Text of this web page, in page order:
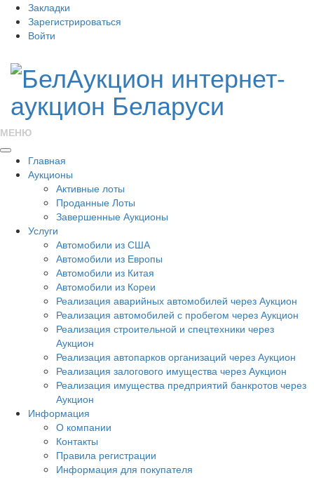
Закладки
Зарегистрироваться
Войти
МЕНЮ
Главная
Аукционы
Активные лоты
Проданные Лоты
Завершенные Аукционы
Услуги
Автомобили из США
Автомобили из Европы
Автомобили из Китая
Автомобили из Кореи
Реализация аварийных автомобилей через Аукцион
Реализация автомобилей с пробегом через Аукцион
Реализация строительной и спецтехники через
Аукцион
Реализация автопарков организаций через Аукцион
Реализация залогового имущества через Аукцион
Реализация имущества предприятий банкротов через
Аукцион
Информация
О компании
Контакты
Правила регистрации
Информация для покупателя